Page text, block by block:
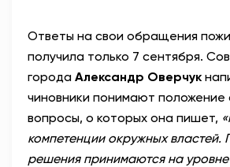
Ответы на свои обращения
получила только 7 сентября.
города Александр Оверчук
чиновники понимают положение
вопросы, о которых она пишет,
компетенции окружных властей.
решения принимаются на